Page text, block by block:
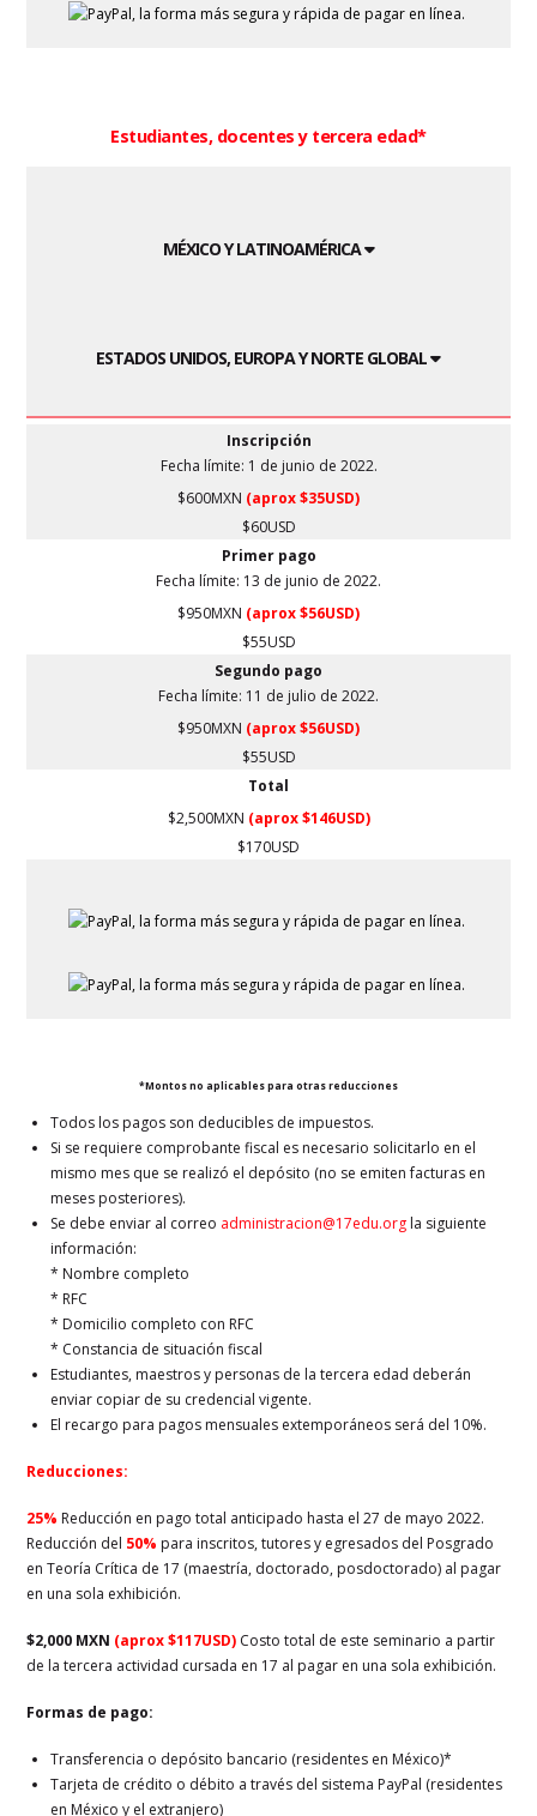
Estudiantes, docentes y tercera edad*
MÉXICO Y LATINOAMÉRICA
ESTADOS UNIDOS, EUROPA Y NORTE GLOBAL
Inscripción
Fecha límite: 1 de junio de 2022.
$600MXN (aprox $35USD)
$60USD
Primer pago
Fecha límite: 13 de junio de 2022.
$950MXN (aprox $56USD)
$55USD
Segundo pago
Fecha límite: 11 de julio de 2022.
$950MXN (aprox $56USD)
$55USD
Total
$2,500MXN (aprox $146USD)
$170USD
*Montos no aplicables para otras reducciones
Todos los pagos son deducibles de impuestos.
Si se requiere comprobante fiscal es necesario solicitarlo en el
mismo mes que se realizó el depósito (no se emiten facturas en
meses posteriores).
Se debe enviar al correo administracion@17edu.org la siguiente
información:
* Nombre completo
* RFC
* Domicilio completo con RFC
* Constancia de situación fiscal
Estudiantes, maestros y personas de la tercera edad deberán
enviar copiar de su credencial vigente.
El recargo para pagos mensuales extemporáneos será del 10%.
Reducciones:
25% Reducción en pago total anticipado hasta el27 de mayo 2022.
Reducción del 50% para inscritos, tutores y egresados del Posgrado
en Teoría Crítica de 17 (maestría, doctorado, posdoctorado) al pagar
en una sola exhibición.
$2,000 MXN (aprox $117USD) Costo total de este seminario a partir
de la tercera actividad cursada en 17 al pagar en una sola exhibición.
Formas de pago:
Transferencia o depósito bancario (residentes en México)*
Tarjeta de crédito o débito a través del sistema PayPal (residentes
en México y el extranjero)